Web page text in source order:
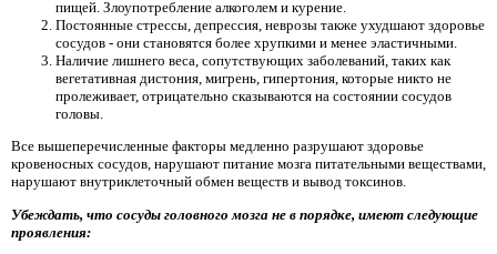
пищей. Злоупотребление алкоголем и курение.
Постоянные стрессы, депрессия, неврозы также ухудшают здоровье
сосудов - они становятся более хрупкими и менее эластичными.
Наличие лишнего веса, сопутствующих заболеваний, таких как
вегетативная дистония, мигрень, гипертония, которые никто не
пролеживает, отрицательно сказываются на состоянии сосудов
головы.
Все вышеперечисленные факторы медленно разрушают здоровье
кровеносных сосудов, нарушают питание мозга питательными веществами,
нарушают внутриклеточный обмен веществ и вывод токсинов.
Убеждать, что сосуды головного мозга не в порядке, имеют следующие
проявления: